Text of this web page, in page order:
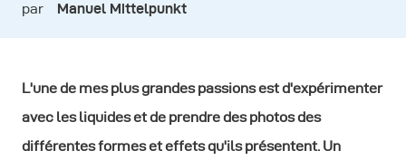
par Manuel Mittelpunkt
L'une de mes plus grandes passions est d'expérimenter
avec les liquides et de prendre des photos des
différentes formes et effets qu'ils présentent. Un